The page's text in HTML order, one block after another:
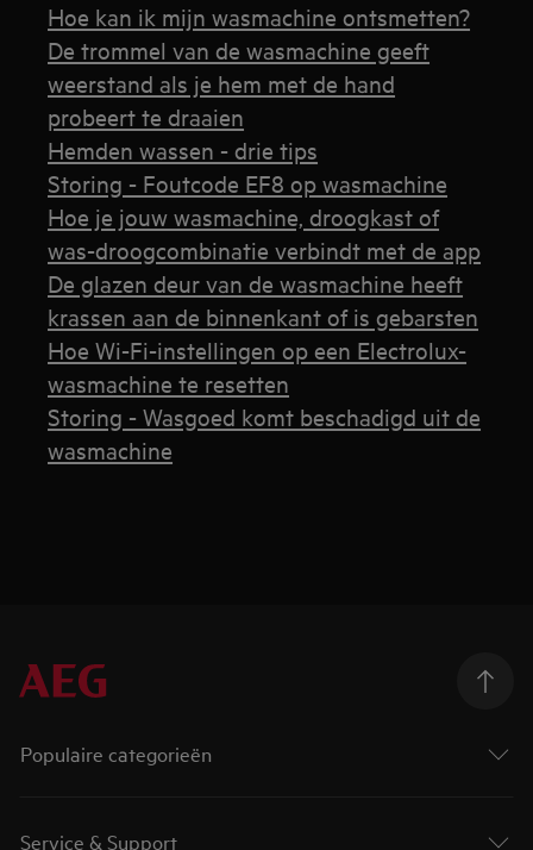
Hoe kan ik mijn wasmachine ontsmetten?
De trommel van de wasmachine geeft
weerstand als je hem met de hand
probeert te draaien
Hemden wassen - drie tips
Storing - Foutcode EF8 op wasmachine
Hoe je jouw wasmachine, droogkast of
was-droogcombinatie verbindt met de app
De glazen deur van de wasmachine heeft
krassen aan de binnenkant of is gebarsten
Hoe Wi-Fi-instellingen op een Electrolux-
wasmachine te resetten
Storing - Wasgoed komt beschadigd uit de
wasmachine
Populaire categorieën
Service & Support